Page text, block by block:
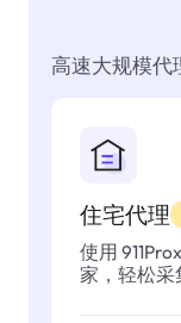
高速大规模代
住宅代理
使用
家，轻松采